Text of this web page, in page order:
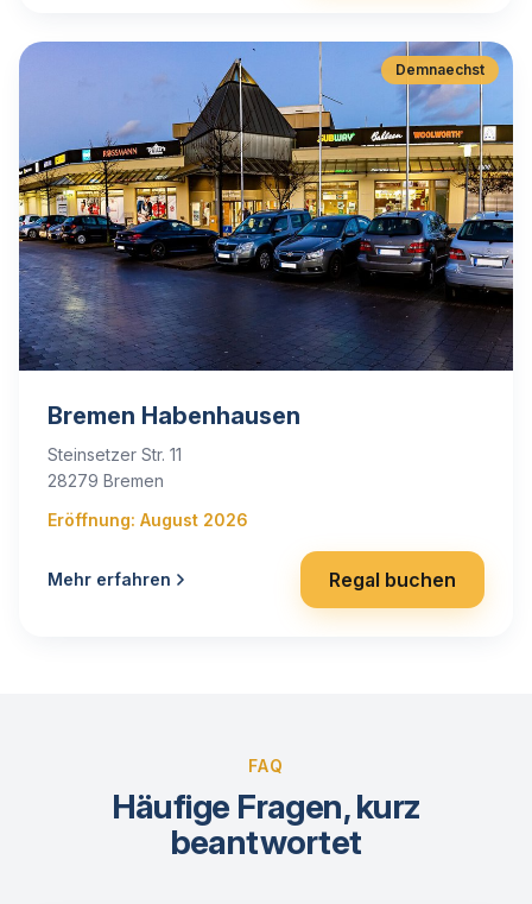
Demnaechst
Bremen Habenhausen
Steinsetzer Str. 11
28279 Bremen
Eröffnung: August 2026
Mehr erfahren Regal buchen
FAQ
Häufige Fragen, kurz
beantwortet